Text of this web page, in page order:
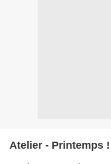
Atelier - Printemps !